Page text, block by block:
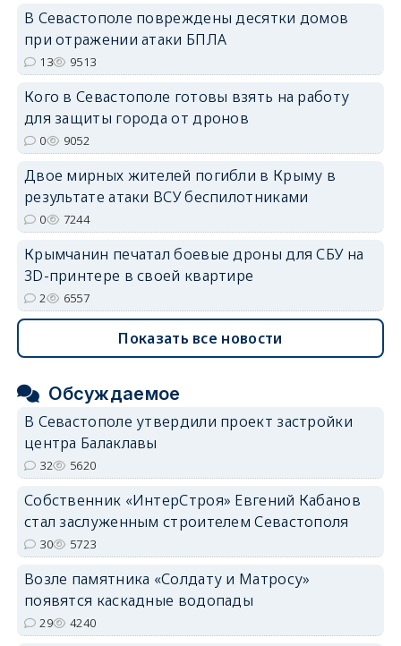
В Севастополе повреждены десятки домов
при отражении атаки БПЛА
13 9513
Кого в Севастополе готовы взять на работу
для защиты города от дронов
0 9052
Двое мирных жителей погибли в Крыму в
результате атаки ВСУ беспилотниками
0 7244
Крымчанин печатал боевые дроны для СБУ на
3D-принтере в своей квартире
2 6557
Показать все новости
Обсуждаемое
В Севастополе утвердили проект застройки
центра Балаклавы
32 5620
Собственник «ИнтерСтроя» Евгений Кабанов
стал заслуженным строителем Севастополя
30 5723
Возле памятника «Солдату и Матросу»
появятся каскадные водопады
29 4240